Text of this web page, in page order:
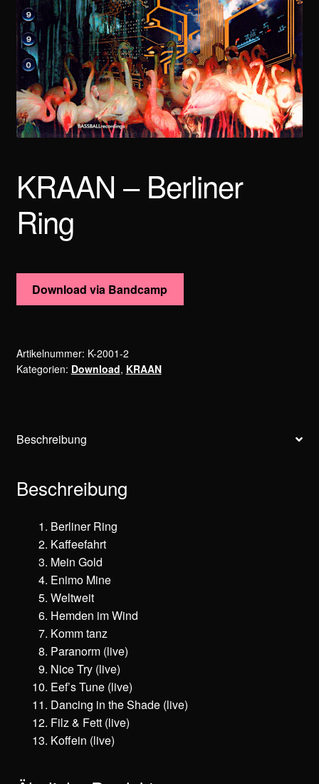
KRAAN – Berliner
Ring
Download via Bandcamp
Artikelnummer: K-2001-2
Kategorien: Download, KRAAN
Beschreibung
Beschreibung
Berliner Ring
Kaffeefahrt
Mein Gold
Enimo Mine
Weltweit
Hemden im Wind
Komm tanz
Paranorm (live)
Nice Try (live)
Eef’s Tune (live)
Dancing in the Shade (live)
Filz & Fett (live)
Koffein (live)